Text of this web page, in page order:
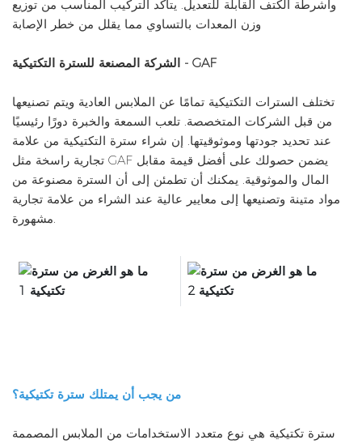
وأشرطة الكتف القابلة للتعديل. يتأكد التركيب المناسب من توزيع
الشركة المصنعة للسترة التكتيكية - GAF
تختلف السترات التكتيكية تمامًا عن الملابس العادية ويتم تصنيعها
من قبل الشركات المتخصصة. تلعب السمعة والخبرة دورًا رئيسيًا
عند تحديد جودتها وموثوقيتها. إن شراء سترة التكتيكية من علامة
تجارية راسخة مثل GAF يضمن حصولك على أفضل قيمة مقابل
المال والموثوقية. يمكنك أن تطمئن إلى أن السترة مصنوعة من
مواد متينة وتصنيعها إلى معايير عالية عند الشراء من علامة تجارية
مشهورة.
من يجب أن يمتلك سترة تكتيكية؟
سترة تكتيكية هي نوع متعدد الاستخدامات من الملابس المصممة